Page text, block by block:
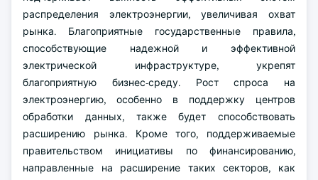
распределения электроэнергии, увеличивая охват
рынка. Благоприятные государственные правила,
способствующие надежной и эффективной
электрической инфраструктуре, укрепят
благоприятную бизнес-среду. Рост спроса на
электроэнергию, особенно в поддержку центров
обработки данных, также будет способствовать
расширению рынка. Кроме того, поддерживаемые
правительством инициативы по финансированию,
направленные на расширение таких секторов, как